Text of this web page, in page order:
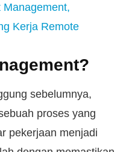
Kerja Remote
sebelumnya,
proses yang
pekerjaan menjadi